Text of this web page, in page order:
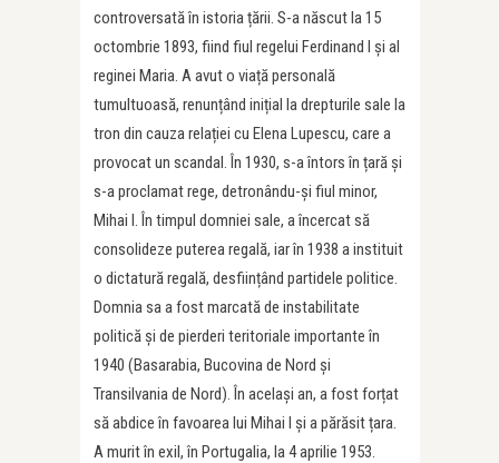
controversată în istoria țării. S-a născut la 15
octombrie 1893, fiind fiul regelui Ferdinand I și al
reginei Maria. A avut o viață personală
tumultuoasă, renunțând inițial la drepturile sale la
tron din cauza relației cu Elena Lupescu, care a
provocat un scandal. În 1930, s-a întors în țară și
s-a proclamat rege, detronându-și fiul minor,
Mihai I. În timpul domniei sale, a încercat să
consolideze puterea regală, iar în 1938 a instituit
o dictatură regală, desființând partidele politice.
Domnia sa a fost marcată de instabilitate
politică și de pierderi teritoriale importante în
1940 (Basarabia, Bucovina de Nord și
Transilvania de Nord). În același an, a fost forțat
să abdice în favoarea lui Mihai I și a părăsit țara.
A murit în exil, în Portugalia, la 4 aprilie 1953.